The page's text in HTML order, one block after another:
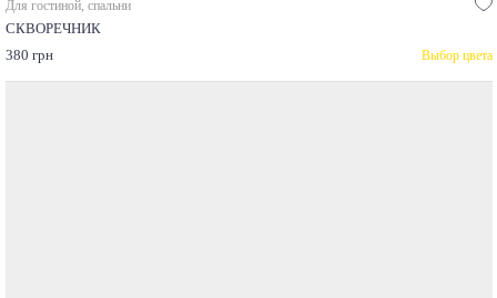
Для гостиной, спальни
СКВОРЕЧНИК
380 грн
Выбор цвета